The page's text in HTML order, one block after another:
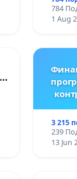
784
1 Aug
3 215
239
13 Jun